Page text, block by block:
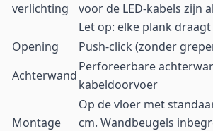
verlichting
voor de LED-kabels zijn
Let op: elke plank
Opening
Push-click (zonder
Achterwand
Perforeerbare
kabeldoorvoer
Montage
Op de vloer met
cm. Wandbeugels